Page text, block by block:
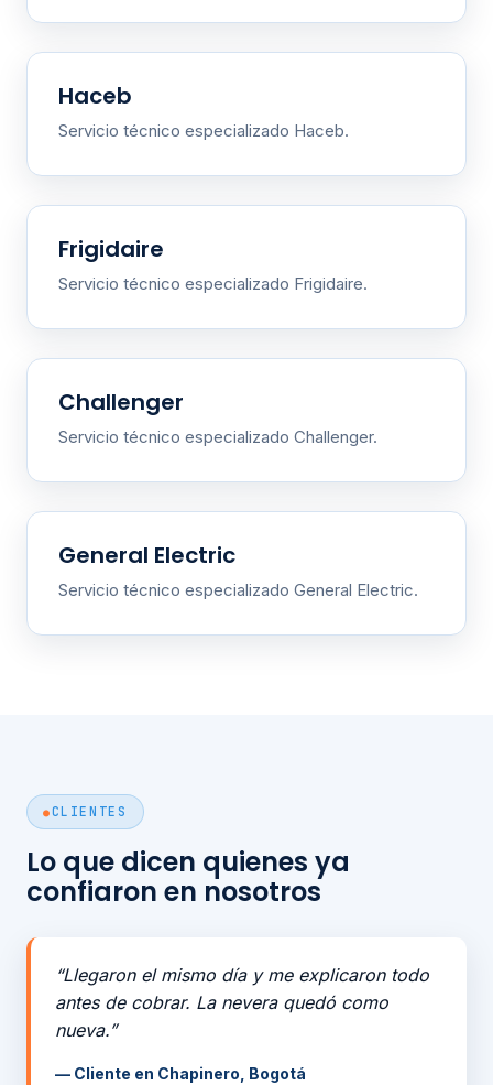
Haceb
Servicio técnico especializado Haceb.
Frigidaire
Servicio técnico especializado Frigidaire.
Challenger
Servicio técnico especializado Challenger.
General Electric
Servicio técnico especializado General Electric.
CLIENTES
Lo que dicen quienes ya
confiaron en nosotros
“Llegaron el mismo día y me explicaron todo
antes de cobrar. La nevera quedó como
nueva.”
— Cliente en Chapinero, Bogotá